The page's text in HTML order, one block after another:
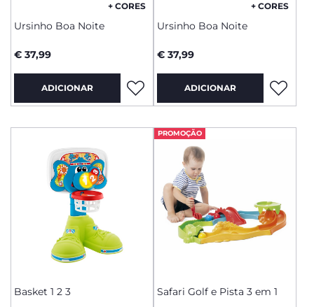
+ CORES
Ursinho Boa Noite
€ 37,99
ADICIONAR
+ CORES
Ursinho Boa Noite
€ 37,99
ADICIONAR
Basket 1 2 3
PROMOÇÃO
Safari Golf e Pista 3 em 1